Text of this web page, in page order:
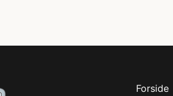
Forside